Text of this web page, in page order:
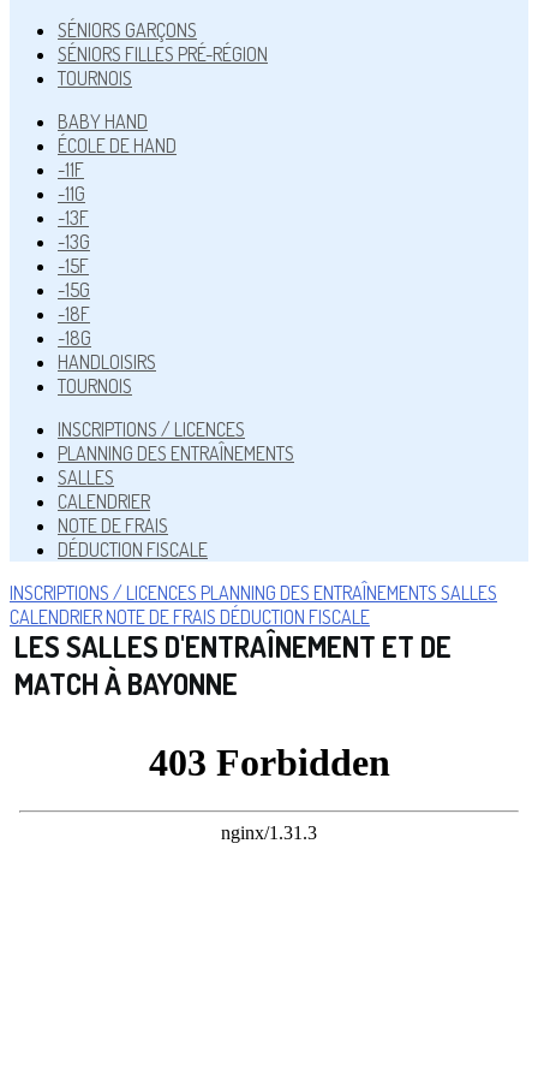
SÉNIORS GARÇONS
SÉNIORS FILLES PRÉ-RÉGION
TOURNOIS
BABY HAND
ÉCOLE DE HAND
-11F
-11G
-13F
-13G
-15F
-15G
-18F
-18G
HANDLOISIRS
TOURNOIS
INSCRIPTIONS / LICENCES
PLANNING DES ENTRAÎNEMENTS
SALLES
CALENDRIER
NOTE DE FRAIS
DÉDUCTION FISCALE
INSCRIPTIONS / LICENCES PLANNING DES ENTRAÎNEMENTS SALLES
CALENDRIER NOTE DE FRAIS DÉDUCTION FISCALE
LES SALLES D'ENTRAÎNEMENT ET DE
MATCH À BAYONNE